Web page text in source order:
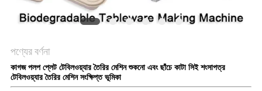
পণ্যের বর্ণনা
কাগজ পলপ প্লেট টেবিলওয়্যার তৈরির মেশিন শুকনো এবং ছাঁচে কাটা সিই শংসাপত্র
টেবিলওয়্যার তৈরির মেশিন সংক্ষিপ্ত ভূমিকা